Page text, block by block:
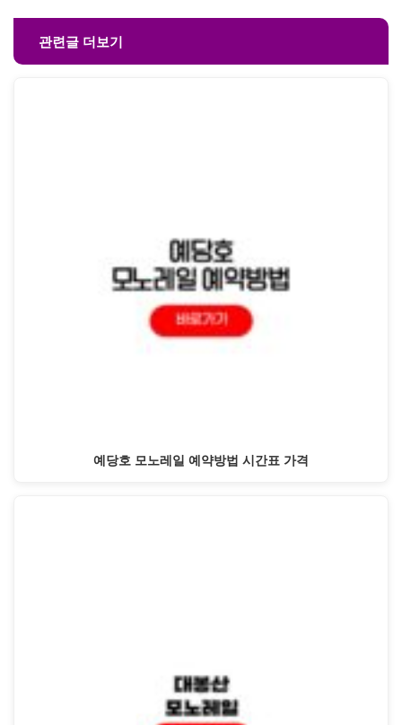
관련글 더보기
예당호 모노레일 예약방법 시간표 가격